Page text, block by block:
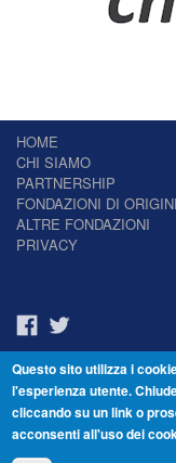
HOME
CHI SIAMO
PARTNERSHIP
FONDAZIONI DI
ALTRE FONDAZIONI
PRIVACY
Il
© Fondazione Venezia
Questo sito utilizza i
l'esperienza utente.
cliccando su un link o
acconsenti all'uso dei